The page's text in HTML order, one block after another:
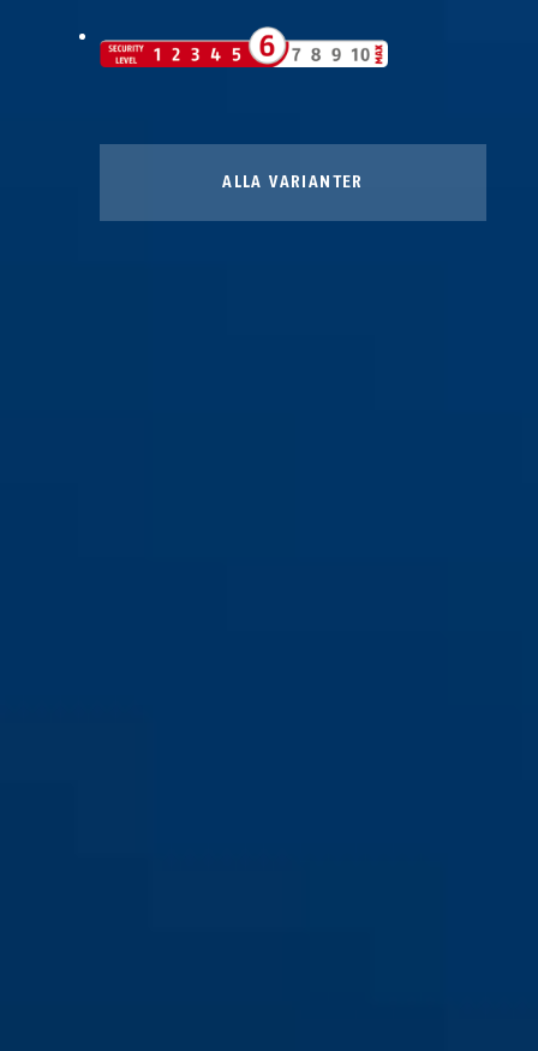
ALLA VARIANTER